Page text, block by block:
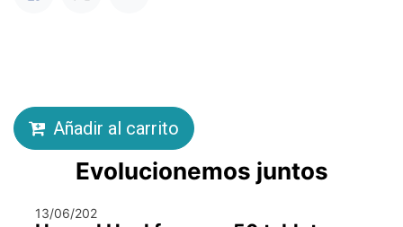
Añadir al carrito
Evolucionemos juntos
13/06/202